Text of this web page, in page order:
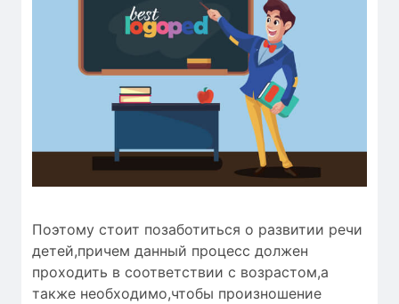
Поэтому стоит позаботиться о развитии речи
детей,причем данный процесс должен
проходить в соответствии с возрастом,а
также необходимо,чтобы произношение